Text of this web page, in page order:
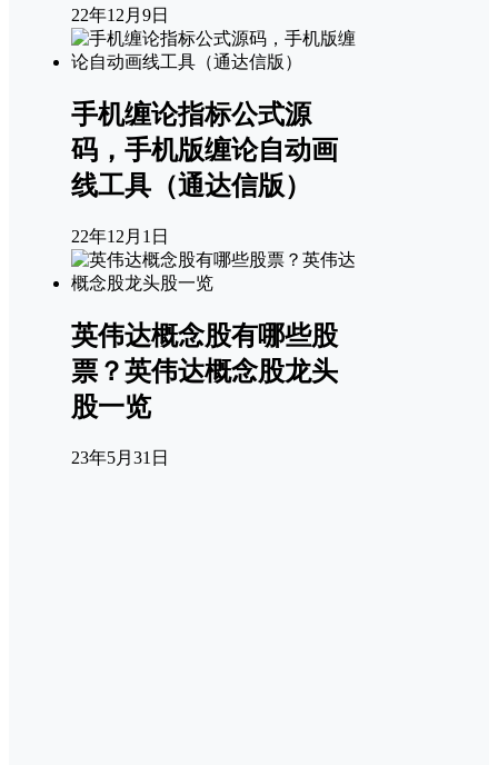
22年12月9日
手机缠论指标公式源
码，手机版缠论自动画
线工具（通达信版）
22年12月1日
英伟达概念股有哪些股
票？英伟达概念股龙头
股一览
23年5月31日